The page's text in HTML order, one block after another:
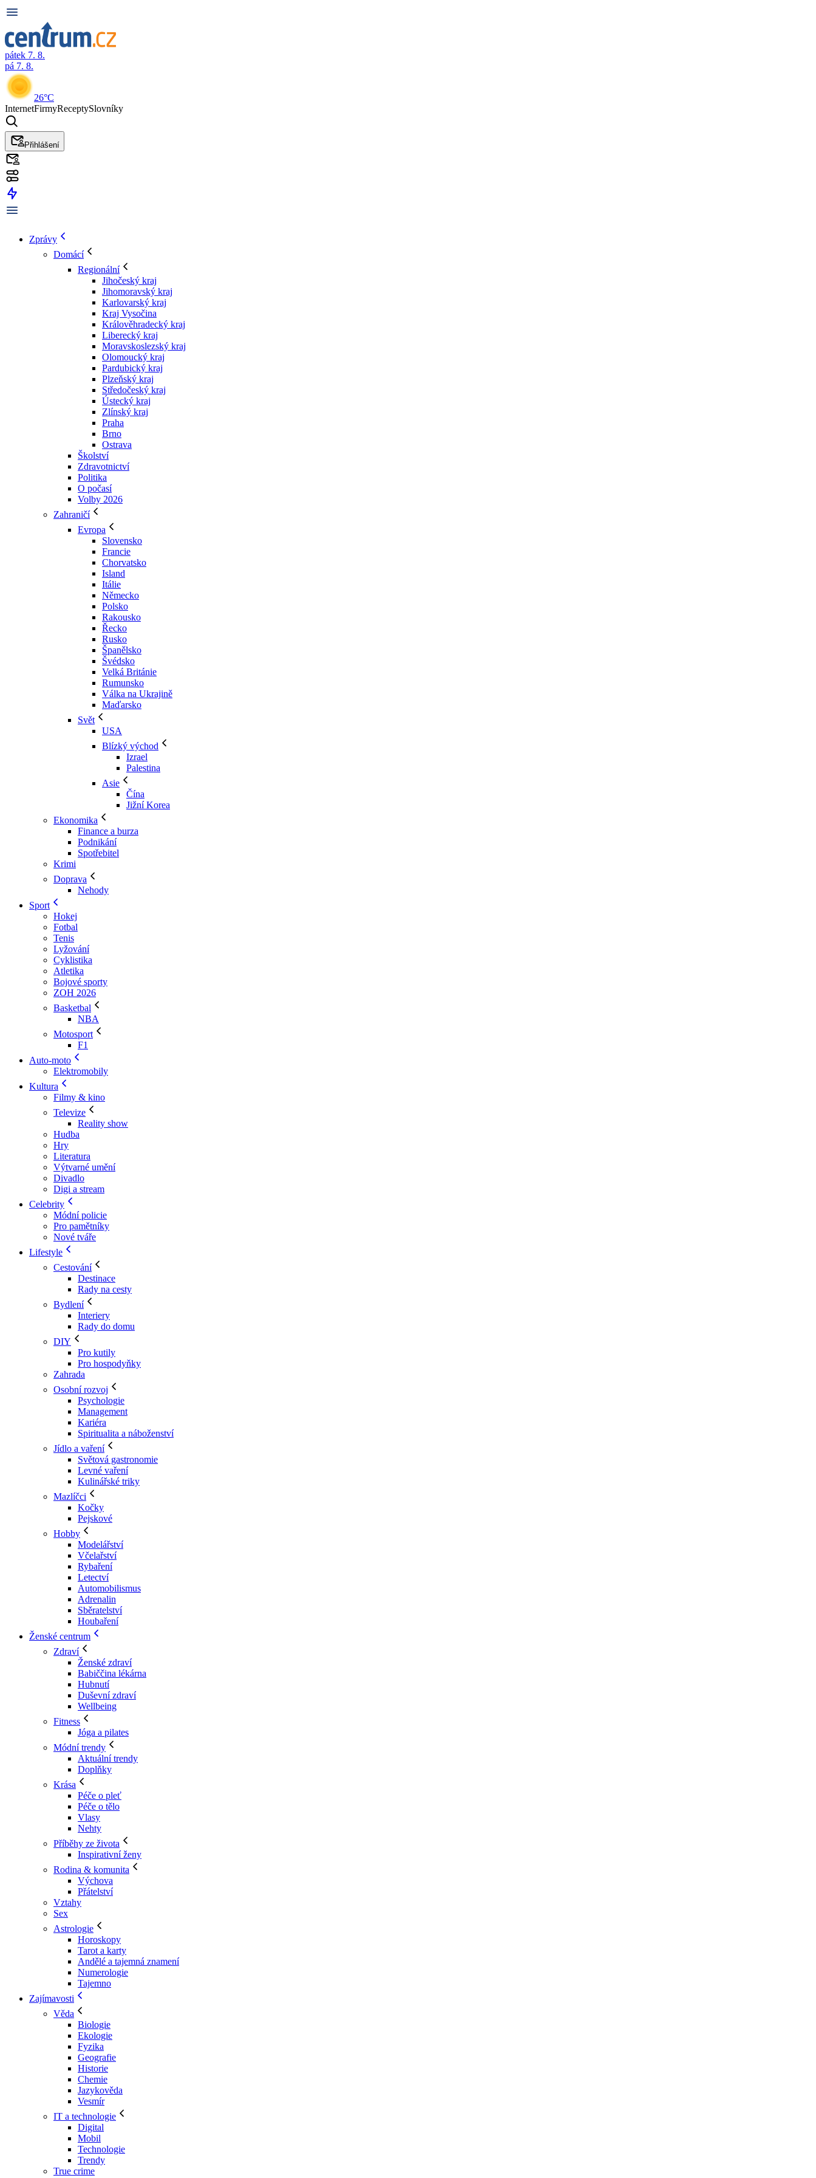
pátek 7. 8.
pá 7. 8.
26°C
InternetFirmyReceptySlovníky
Přihlášení
Zprávy
Domácí
Regionální
Jihočeský kraj
Jihomoravský kraj
Karlovarský kraj
Kraj Vysočina
Králověhradecký kraj
Liberecký kraj
Moravskoslezský kraj
Olomoucký kraj
Pardubický kraj
Plzeňský kraj
Středočeský kraj
Ústecký kraj
Zlínský kraj
Praha
Brno
Ostrava
Školství
Zdravotnictví
Politika
O počasí
Volby 2026
Zahraničí
Evropa
Slovensko
Francie
Chorvatsko
Island
Itálie
Německo
Polsko
Rakousko
Řecko
Rusko
Španělsko
Švédsko
Velká Británie
Rumunsko
Válka na Ukrajině
Maďarsko
Svět
USA
Blízký východ
Izrael
Palestina
Asie
Čína
Jižní Korea
Ekonomika
Finance a burza
Podnikání
Spotřebitel
Krimi
Doprava
Nehody
Sport
Hokej
Fotbal
Tenis
Lyžování
Cyklistika
Atletika
Bojové sporty
ZOH 2026
Basketbal
NBA
Motosport
F1
Auto-moto
Elektromobily
Kultura
Filmy & kino
Televize
Reality show
Hudba
Hry
Literatura
Výtvarné umění
Divadlo
Digi a stream
Celebrity
Módní policie
Pro pamětníky
Nové tváře
Lifestyle
Cestování
Destinace
Rady na cesty
Bydlení
Interiery
Rady do domu
DIY
Pro kutily
Pro hospodyňky
Zahrada
Osobní rozvoj
Psychologie
Management
Kariéra
Spiritualita a náboženství
Jídlo a vaření
Světová gastronomie
Levné vaření
Kulinářské triky
Mazlíčci
Kočky
Pejskové
Hobby
Modelářství
Včelařství
Rybaření
Letectví
Automobilismus
Adrenalin
Sběratelství
Houbaření
Ženské centrum
Zdraví
Ženské zdraví
Babiččina lékárna
Hubnutí
Duševní zdraví
Wellbeing
Fitness
Jóga a pilates
Módní trendy
Aktuální trendy
Doplňky
Krása
Péče o pleť
Péče o tělo
Vlasy
Nehty
Příběhy ze života
Inspirativní ženy
Rodina & komunita
Výchova
Přátelství
Vztahy
Sex
Astrologie
Horoskopy
Tarot a karty
Andělé a tajemná znamení
Numerologie
Tajemno
Zajímavosti
Věda
Biologie
Ekologie
Fyzika
Geografie
Historie
Chemie
Jazykověda
Vesmír
IT a technologie
Digital
Mobil
Technologie
Trendy
True crime